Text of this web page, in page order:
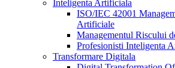
Inteligenta Artificiala
ISO/IEC 42001
Artificiale
Managementul Riscului
Profesionisti Inteligenta
Transformare Digitala